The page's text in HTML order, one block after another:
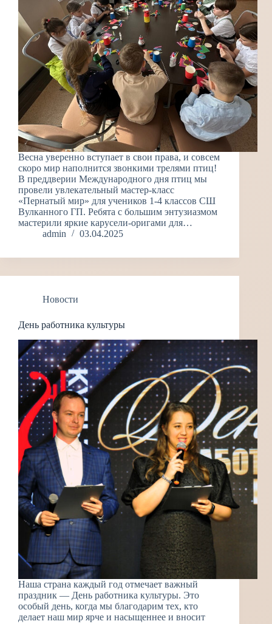
Весна уверенно вступает в свои права, и совсем
скоро мир наполнится звонкими трелями птиц!
В преддверии Международного дня птиц мы
провели увлекательный мастер-класс
«Пернатый мир» для учеников 1-4 классов СШ
Вулканного ГП. Ребята с большим энтузиазмом
мастерили яркие карусели-оригами для…
admin
03.04.2025
Новости
День работника культуры
Наша страна каждый год отмечает важный
праздник — День работника культуры. Это
особый день, когда мы благодарим тех, кто
делает наш мир ярче и насыщеннее и вносит